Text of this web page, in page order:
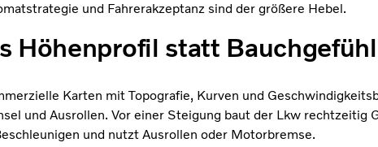
und Fahrerakzeptanz sind der größere Hebel.
Höhenprofil statt Bauchgefühl
Karten mit Topografie, Kurven und
und Ausrollen. Vor einer Steigung baut der Lkw rechtzeitig
und nutzt Ausrollen oder Motorbremse.